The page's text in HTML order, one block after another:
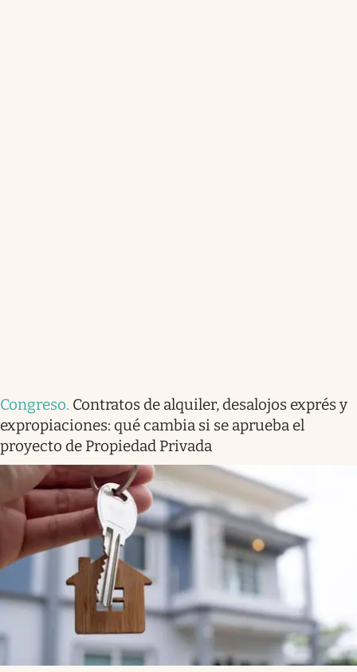
Congreso. Contratos de alquiler, desalojos exprés y
expropiaciones: qué cambia si se aprueba el
proyecto de Propiedad Privada